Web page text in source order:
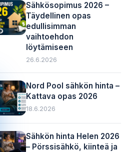
Sähkösopimus 2026 –
Täydellinen opas
edullisimman
vaihtoehdon
löytämiseen
26.6.2026
Nord Pool sähkön hinta –
Kattava opas 2026
18.6.2026
Sähkön hinta Helen 2026
– Pörssisähkö, kiinteä ja